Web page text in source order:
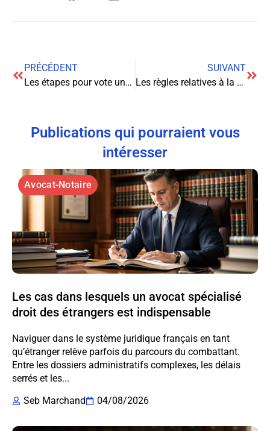
PRÉCÉDENT
Les étapes pour vote une loi
SUIVANT
Les règles relatives à la formation continue des détectives privés en France
Publications qui pourraient vous
intéresser
Avocat-Notaire
Les cas dans lesquels un avocat spécialisé
droit des étrangers est indispensable
Naviguer dans le système juridique français en tant
qu’étranger relève parfois du parcours du combattant.
Entre les dossiers administratifs complexes, les délais
serrés et les...
Seb Marchand
04/08/2026